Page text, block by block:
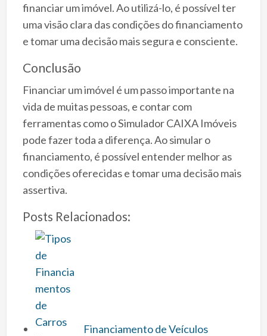
financiar um imóvel. Ao utilizá-lo, é possível ter
uma visão clara das condições do financiamento
e tomar uma decisão mais segura e consciente.
Conclusão
Financiar um imóvel é um passo importante na
vida de muitas pessoas, e contar com
ferramentas como o Simulador CAIXA Imóveis
pode fazer toda a diferença. Ao simular o
financiamento, é possível entender melhor as
condições oferecidas e tomar uma decisão mais
assertiva.
Posts Relacionados:
Financiamento de Veículos